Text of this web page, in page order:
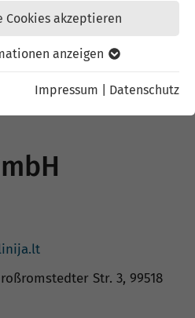
Cookies akzeptieren
anzeigen
Impressum Datenschutz
Str. 3, 99518